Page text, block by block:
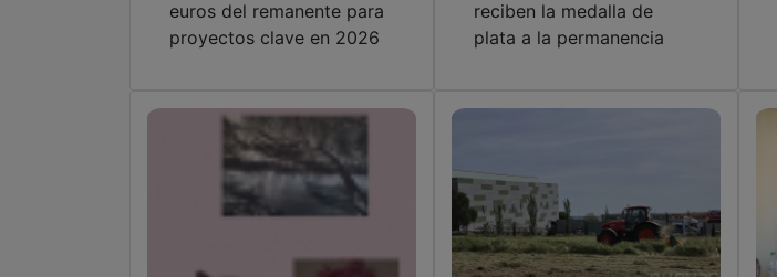
euros del remanente para
proyectos clave en 2026
reciben la medalla de
plata a la permanencia